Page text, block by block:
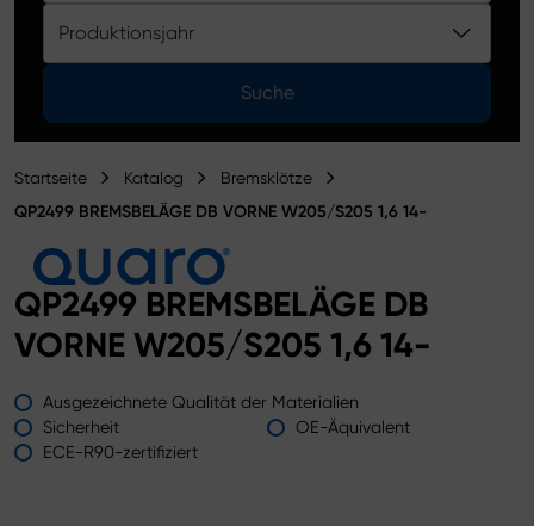
Produktionsjahr
Suche
Startseite Katalog Bremsklötze
QP2499 BREMSBELÄGE DB VORNE W205/S205 1,6 14-
QP2499 BREMSBELÄGE DB
VORNE W205/S205 1,6 14-
Ausgezeichnete Qualität der Materialien
Sicherheit
OE-Äquivalent
ECE-R90-zertifiziert